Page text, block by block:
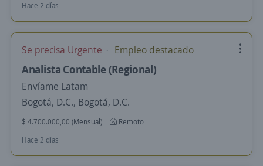
Hace 2 días
Se precisa Urgente Empleo destacado
Analista Contable (Regional)
Envíame Latam
Bogotá, D.C., Bogotá, D.C.
$ 4.700.000,00 (Mensual)
Remoto
Hace 2 días